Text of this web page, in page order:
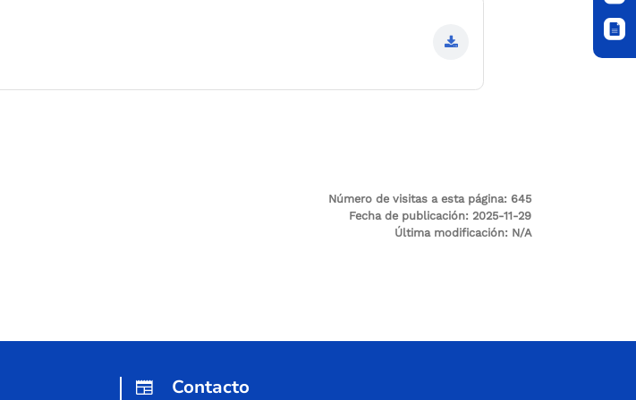
Número de visitas a esta página: 645
Fecha de publicación: 2025-11-29
Última modificación: N/A
Contacto